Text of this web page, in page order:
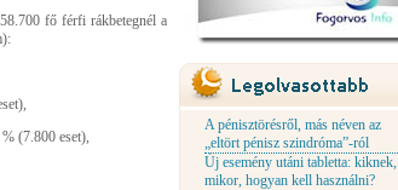
fő férfi rákbetegnél a
(7.800 eset),
A pénisztörésről, más néven az
„eltört pénisz szindróma”-ról
Új esemény utáni tabletta: kiknek,
mikor, hogyan kell használni?